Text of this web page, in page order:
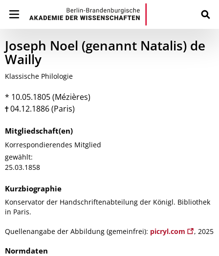
Joseph Noel (genannt Natalis) de
Wailly
Klassische Philologie
* 10.05.1805 (Mézières)
04.12.1886 (Paris)
Mitgliedschaft(en)
Korrespondierendes Mitglied
gewählt:
25.03.1858
Kurzbiographie
Konservator der Handschriftenabteilung der Königl. Bibliothek
in Paris.
Quellenangabe der Abbildung (gemeinfrei): picryl.com , 2025
Normdaten